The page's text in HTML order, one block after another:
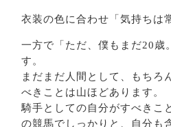
衣装の色に合わせ「気持ちは
一方で「ただ、僕もまだ20歳
す。
まだまだ人間として、もちろ
べきことは山ほどあります。
騎手としての自分がすべきこ
の競馬でしっかりと、自分も